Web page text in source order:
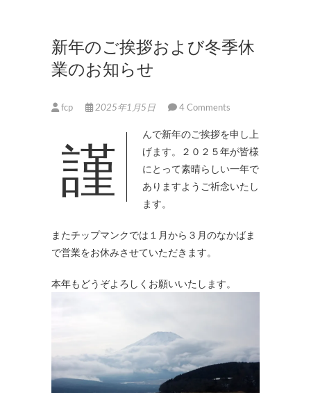
新年のご挨拶および冬季休
業のお知らせ
fcp 2025年1月5日 4 Comments
謹んで新年のご挨拶を申し上
げます。２０２５年が皆様
にとって素晴らしい一年で
ありますようご祈念いたし
ます。
またチップマンクでは１月から３月のなかばま
で営業をお休みさせていただきます。
本年もどうぞよろしくお願いいたします。